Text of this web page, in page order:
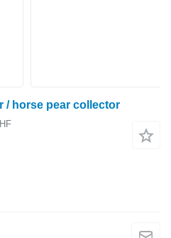
/ horse pear collector